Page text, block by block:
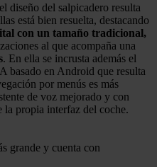
diseño del salpicadero resulta
está bien resuelta, destacando
con un tamaño tradicional,
al que acompaña una
. En ella se incrusta además el
basado en Android que resulta
por menús es más
de voz mejorado y con
la propia interfaz del coche.
grande y cuenta con